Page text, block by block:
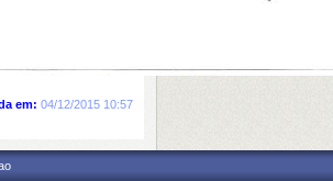
em: 04/12/2015 10:57